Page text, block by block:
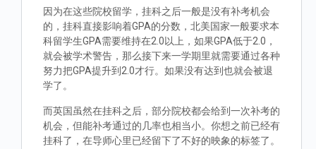
因为在这些院校留学，挂科之后一般是没有补考机会
的，挂科直接影响着GPA的分数，北美国家一般要求本
科留学生GPA需要维持在2.0以上，如果GPA低于2.0，
就会被学术警告，那么接下来一学期里就需要通过各种
努力把GPA提升到2.0才行。如果没有达到也就会被退
学了。
而英国虽然在挂科之后，部分院校都会给到一次补考的
机会，但能补考通过的几率也相当小。你想之前已经有
挂科了，在导师心里已经留下了不好的映象的标签了。